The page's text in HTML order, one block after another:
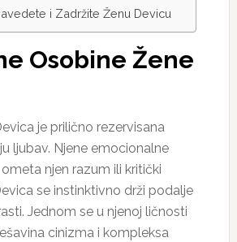
i Zadržite Ženu Devicu
Osobine Žene
je prilično rezervisana
ljubav. Njene emocionalne
njen razum ili kritički
se instinktivno drži podalje
Jednom se u njenoj ličnosti
cinizma i kompleksa